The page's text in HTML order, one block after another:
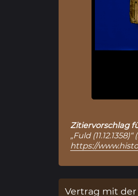
Zitiervorschlag
„Fuld
https://
Vertrag mit